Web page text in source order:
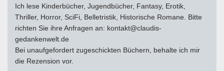
Ich lese Kinderbücher, Jugendbücher, Fantasy, Erotik,
Thriller, Horror, SciFi, Belletristik, Historische Romane. Bitte
richten Sie ihre Anfragen an: kontakt@claudis-
gedankenwelt.de
Bei unaufgefordert zugeschickten Büchern, behalte ich mir
die Rezension vor.